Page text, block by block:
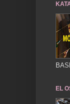
EL